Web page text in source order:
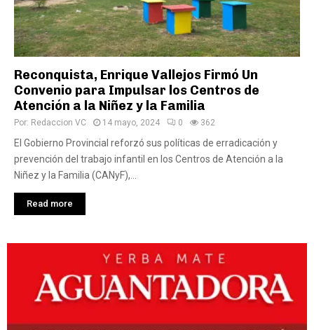
Reconquista, Enrique Vallejos Firmó Un
Convenio para Impulsar los Centros de
Atención a la Niñez y la Familia
Por: Redaccion VC 14 mayo, 2024 0 362
El Gobierno Provincial reforzó sus políticas de erradicación y
prevención del trabajo infantil en los Centros de Atención a la
Niñez y la Familia (CANyF),...
Read more